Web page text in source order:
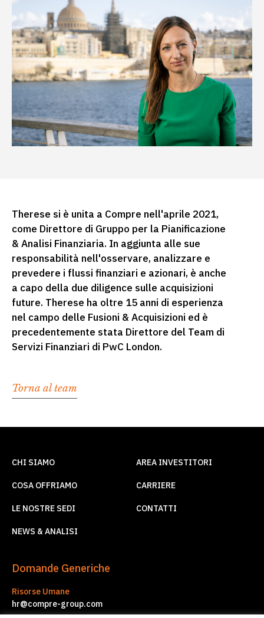
Therese si è unita a Compre nell'aprile 2021,
come Direttore di Gruppo per la Pianificazione
& Analisi Finanziaria. In aggiunta alle sue
responsabilità nell'osservare, analizzare e
prevedere i flussi finanziari e azionari, è anche
a capo della due diligence sulle acquisizioni
future. Therese ha oltre 15 anni di esperienza
nel campo delle Fusioni & Acquisizioni ed è
precedentemente stata Direttore del Team di
Servizi Finanziari di PwC London.
Torna al team
CHI SIAMO
COSA OFFRIAMO
LE NOSTRE SEDI
NEWS & ANALISI
AREA INVESTITORI
CARRIERE
CONTATTI
Domande Generiche
Risorse Umane
hr@compre-group.com